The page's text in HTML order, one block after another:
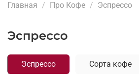
Главная Про Кофе Эспрессо
Эспрессо
Эспрессо Сорта кофе